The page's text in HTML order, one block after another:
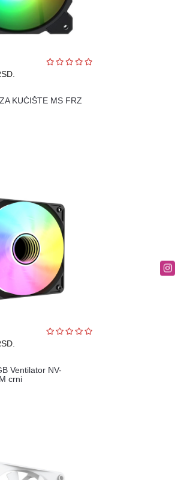
KUĆIŠTE MS FRZ
Ventilator NV-
crni